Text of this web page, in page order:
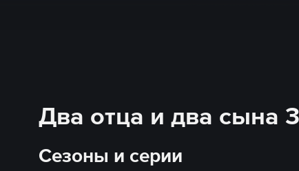
Два отца и два сына
Сезоны и серии